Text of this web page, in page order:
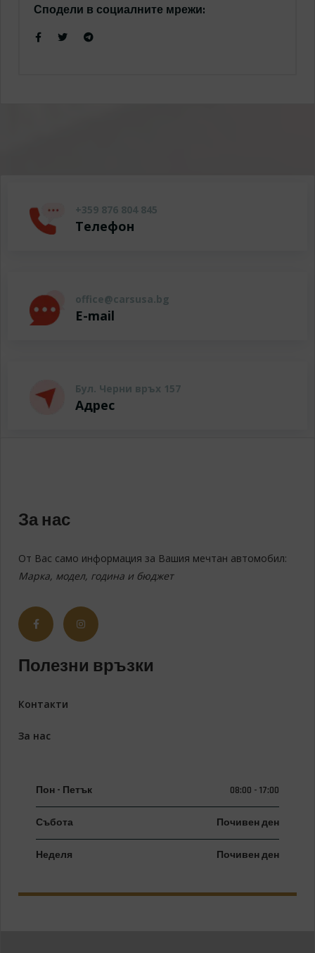
Сподели в социалните мрежи:
+359 876 804 845
Телефон
office@carsusa.bg
E-mail
Бул. Черни връх 157
Адрес
За нас
От Вас само информация за Вашия мечтан автомобил:
Марка, модел, година и бюджет
Полезни връзки
Контакти
За нас
Пон - Петък 08:00 - 17:00
Събота Почивен ден
Неделя Почивен ден